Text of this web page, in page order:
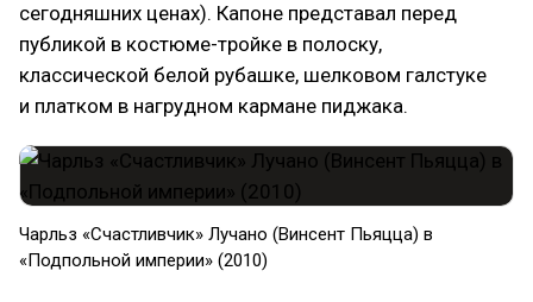
сегодняшних ценах). Капоне представал перед
публикой в костюме-тройке в полоску,
классической белой рубашке, шелковом галстуке
и платком в нагрудном кармане пиджака.
Чарльз «Счастливчик» Лучано (Винсент Пьяцца) в
«Подпольной империи» (2010)